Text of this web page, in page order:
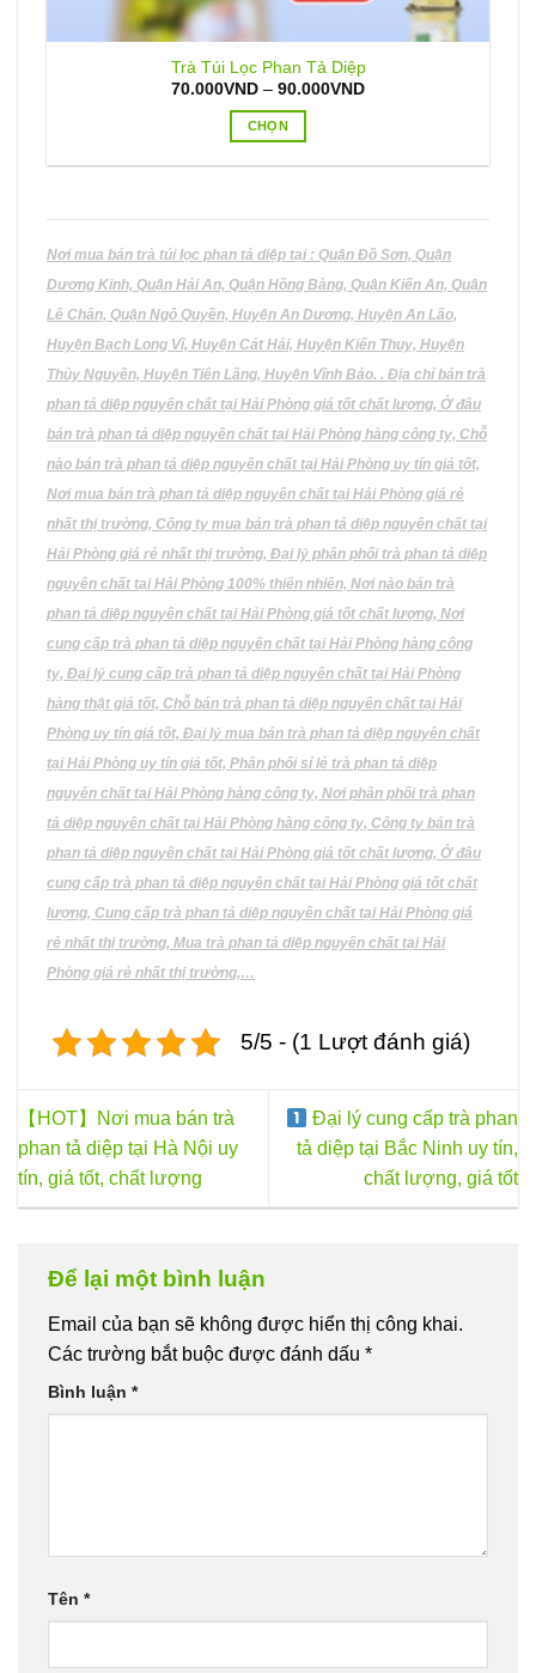
Trà Túi Lọc Phan Tả Diệp
70.000VND – 90.000VNDKhoảng
90.000VND
CHỌN
nhiều
biến
thể.
tùy
chọn
có
thể
được
trên
trang
sản
phẩm
Nơi mua bán trà túi lọc phan tả diệp tại : Quận Đồ Sơn, Quận
Dương Kinh, Quận Hải An, Quận Hồng Bàng, Quận Kiến An, Quận
Lê Chân, Quận Ngô Quyền, Huyện An Dương, Huyện An Lão,
Huyện Bạch Long Vĩ, Huyện Cát Hải, Huyện Kiến Thuỵ, Huyện
Thủy Nguyên, Huyện Tiên Lãng, Huyện Vĩnh Bảo. . Địa chỉ bán trà
phan tả diệp nguyên chất tại Hải Phòng giá tốt chất lượng, Ở đâu
bán trà phan tả diệp nguyên chất tại Hải Phòng hàng công ty, Chỗ
nào bán trà phan tả diệp nguyên chất tại Hải Phòng uy tín giá tốt,
Nơi mua bán trà phan tả diệp nguyên chất tại Hải Phòng giá rẻ
nhất thị trường, Công ty mua bán trà phan tả diệp nguyên chất tại
Hải Phòng giá rẻ nhất thị trường, Đại lý phân phối trà phan tả diệp
nguyên chất tại Hải Phòng 100% thiên nhiên, Nơi nào bán trà
phan tả diệp nguyên chất tại Hải Phòng giá tốt chất lượng, Nơi
cung cấp trà phan tả diệp nguyên chất tại Hải Phòng hàng công
ty, Đại lý cung cấp trà phan tả diệp nguyên chất tại Hải Phòng
hàng thật giá tốt, Chỗ bán trà phan tả diệp nguyên chất tại Hải
Phòng uy tín giá tốt, Đại lý mua bán trà phan tả diệp nguyên chất
tại Hải Phòng uy tín giá tốt, Phân phối sỉ lẻ trà phan tả diệp
nguyên chất tại Hải Phòng hàng công ty, Nơi phân phối trà phan
tả diệp nguyên chất tại Hải Phòng hàng công ty, Công ty bán trà
phan tả diệp nguyên chất tại Hải Phòng giá tốt chất lượng, Ở đâu
cung cấp trà phan tả diệp nguyên chất tại Hải Phòng giá tốt chất
lượng, Cung cấp trà phan tả diệp nguyên chất tại Hải Phòng giá
rẻ nhất thị trường, Mua trà phan tả diệp nguyên chất tại Hải
Phòng giá rẻ nhất thị trường,…
5/5 - (1 Lượt đánh giá)
【HOT】Nơi mua bán trà
phan tả diệp tại Hà Nội uy
tín, giá tốt, chất lượng
Đại lý cung cấp trà phan
tả diệp tại Bắc Ninh uy tín,
chất lượng, giá tốt
Để lại một bình luận
Email của bạn sẽ không được hiển thị công khai.
Các trường bắt buộc được đánh dấu *
Bình luận *
Tên *